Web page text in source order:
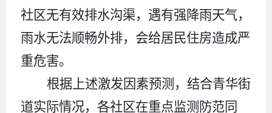
社区无有效排水沟渠，遇有强降雨天气，
雨水无法顺畅外排，会给居民住房造成严
重危害。
根据上述激发因素预测，结合青华街
道实际情况，各社区在重点监测防范同